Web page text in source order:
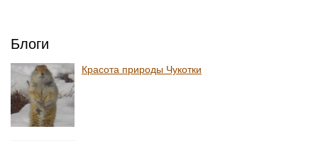
Блоги
Красота природы Чукотки